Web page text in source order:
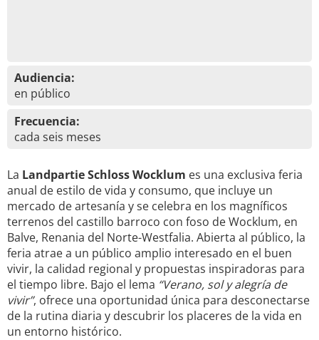
Audiencia:
en público
Frecuencia:
cada seis meses
La Landpartie Schloss Wocklum es una exclusiva feria
anual de estilo de vida y consumo, que incluye un
mercado de artesanía y se celebra en los magníficos
terrenos del castillo barroco con foso de Wocklum, en
Balve, Renania del Norte-Westfalia. Abierta al público, la
feria atrae a un público amplio interesado en el buen
vivir, la calidad regional y propuestas inspiradoras para
el tiempo libre. Bajo el lema “Verano, sol y alegría de
vivir”, ofrece una oportunidad única para desconectarse
de la rutina diaria y descubrir los placeres de la vida en
un entorno histórico.